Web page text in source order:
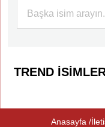
TREND
Anasayfa